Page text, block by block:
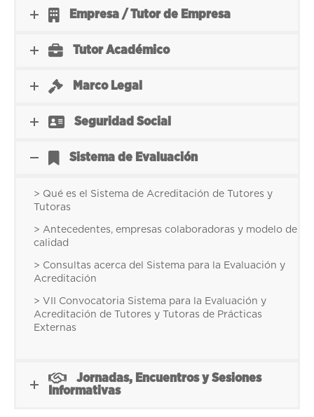
Empresa / Tutor de Empresa
Tutor Académico
Marco Legal
Seguridad Social
Sistema de Evaluación
> Qué es el Sistema de Acreditación de Tutores y
Tutoras
> Antecedentes, empresas colaboradoras y modelo de
calidad
> Consultas acerca del Sistema para la Evaluación y
Acreditación
> VII Convocatoria Sistema para la Evaluación y
Acreditación de Tutores y Tutoras de Prácticas
Externas
Jornadas, Encuentros y Sesiones
Informativas